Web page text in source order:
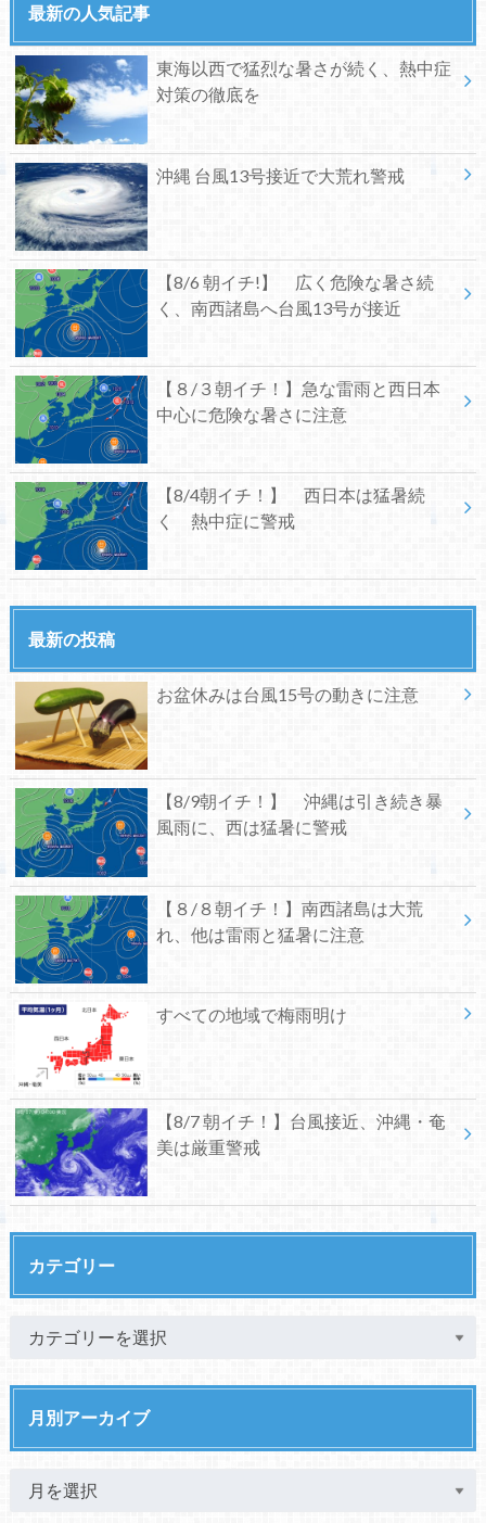
最新の人気記事
東海以西で猛烈な暑さが続く、熱中症
対策の徹底を
沖縄 台風13号接近で大荒れ警戒
【8/6 朝イチ!】 広く危険な暑さ続
く、南西諸島へ台風13号が接近
【８/３朝イチ！】急な雷雨と西日本
中心に危険な暑さに注意
【8/4朝イチ！】 西日本は猛暑続
く 熱中症に警戒
最新の投稿
お盆休みは台風15号の動きに注意
【8/9朝イチ！】 沖縄は引き続き暴
風雨に、西は猛暑に警戒
【８/８朝イチ！】南西諸島は大荒
れ、他は雷雨と猛暑に注意
すべての地域で梅雨明け
【8/7 朝イチ！】台風接近、沖縄・奄
美は厳重警戒
カテゴリー
月別アーカイブ